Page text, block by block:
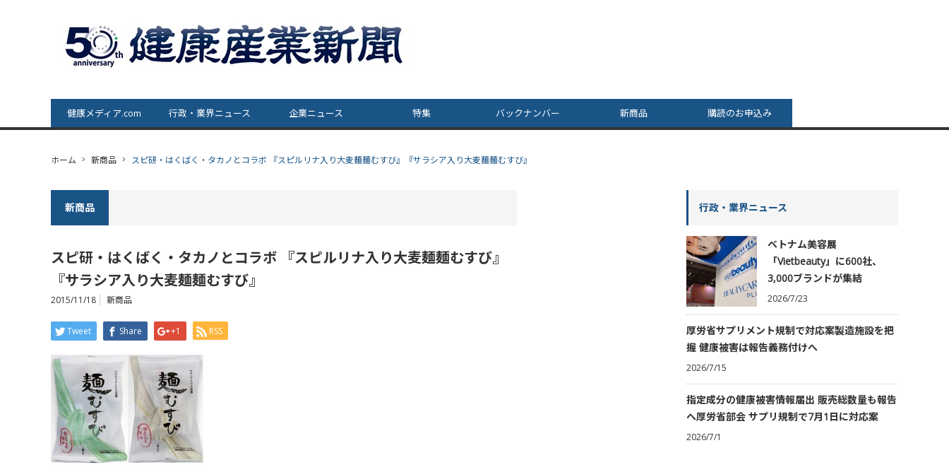
健康メディア.com 行政・業界ニュース 企業ニュース 特集 バックナンバー 新商品 購読のお申込み
ホーム 新商品 スピ研・はくばく・タカノとコラボ 『スピルリナ入り大麦麺麺むすび』『サラシア入り大麦麺麺むすび』
新商品
スピ研・はくばく・タカノとコラボ 『スピルリナ入り大麦麺麺むすび』
『サラシア入り大麦麺麺むすび』
2015/11/18 新商品
Tweet Share +1 RSS
行政・業界ニュース
ベトナム美容展
「Vietbeauty」に600社、
3,000ブランドが集結
2026/7/23
厚労省サプリメント規制で対応案製造施設を把
握 健康被害は報告義務付けへ
2026/7/15
指定成分の健康被害情報届出 販売総数量も報告
へ厚労省部会 サプリ規制で7月1日に対応案
2026/7/1